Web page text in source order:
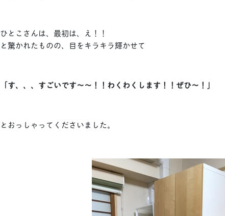
ひとこさんは、最初は、え！！
と驚かれたものの、目をキラキラ輝かせて
「す、、、すごいです〜〜！！わくわくします！！ぜひ〜！」
とおっしゃってくださいました。